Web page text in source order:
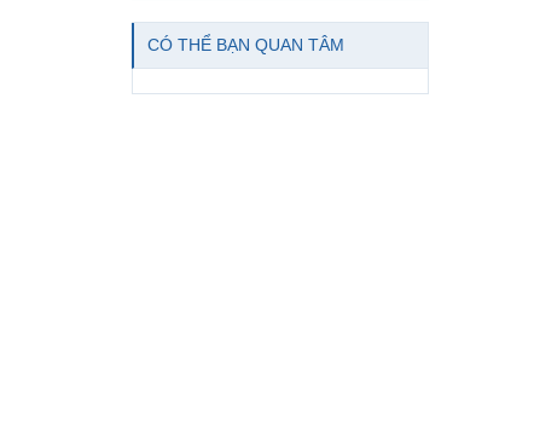
CÓ THỂ BẠN QUAN TÂM